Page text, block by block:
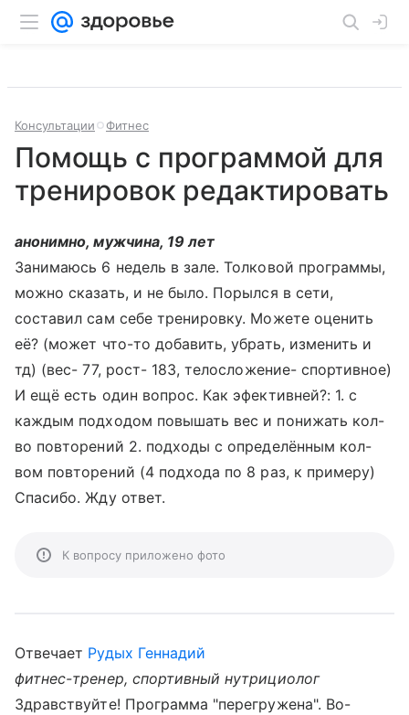
Консультации Фитнес
Помощь с программой для
тренировок редактировать
анонимно, мужчина, 19 лет
Занимаюсь 6 недель в зале. Толковой программы,
можно сказать, и не было. Порылся в сети,
составил сам себе тренировку. Можете оценить
её? (может что-то добавить, убрать, изменить и
тд) (вес- 77, рост- 183, телосложение- спортивное)
И ещё есть один вопрос. Как эфективней?: 1. с
каждым подходом повышать вес и понижать кол-
во повторений 2. подходы с определённым кол-
вом повторений (4 подхода по 8 раз, к примеру)
Спасибо. Жду ответ.
К вопросу приложено фото
Отвечает Рудых Геннадий
фитнес-тренер, спортивный нутрициолог
Здравствуйте! Программа "перегружена". Во-